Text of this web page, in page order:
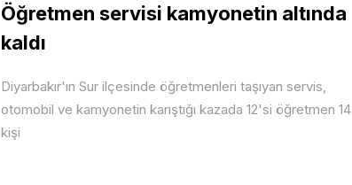
Öğretmen servisi kamyonetin altında
kaldı
Diyarbakır'ın Sur ilçesinde öğretmenleri taşıyan servis,
otomobil ve kamyonetin karıştığı kazada 12'si öğretmen 14
kişi